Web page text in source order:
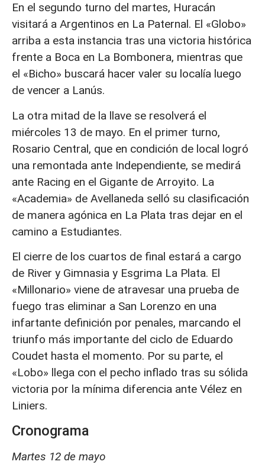
En el segundo turno del martes, Huracán
visitará a Argentinos en La Paternal. El «Globo»
arriba a esta instancia tras una victoria histórica
frente a Boca en La Bombonera, mientras que
el «Bicho» buscará hacer valer su localía luego
de vencer a Lanús.
La otra mitad de la llave se resolverá el
miércoles 13 de mayo. En el primer turno,
Rosario Central, que en condición de local logró
una remontada ante Independiente, se medirá
ante Racing en el Gigante de Arroyito. La
«Academia» de Avellaneda selló su clasificación
de manera agónica en La Plata tras dejar en el
camino a Estudiantes.
El cierre de los cuartos de final estará a cargo
de River y Gimnasia y Esgrima La Plata. El
«Millonario» viene de atravesar una prueba de
fuego tras eliminar a San Lorenzo en una
infartante definición por penales, marcando el
triunfo más importante del ciclo de Eduardo
Coudet hasta el momento. Por su parte, el
«Lobo» llega con el pecho inflado tras su sólida
victoria por la mínima diferencia ante Vélez en
Liniers.
Cronograma
Martes 12 de mayo